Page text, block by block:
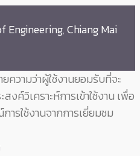
Chiang Mai
ความว่าผู้ใช้งานยอมรับที่จะ
งค์วิเคราะห์การเข้าใช้งาน เพื่อ
รใช้งานจากการเยี่ยมชม